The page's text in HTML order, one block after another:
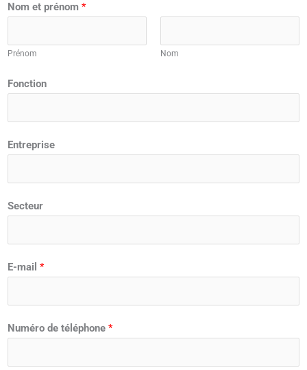
Nom et prénom *
Prénom Nom
Fonction
Entreprise
Secteur
E-mail *
Numéro de téléphone *